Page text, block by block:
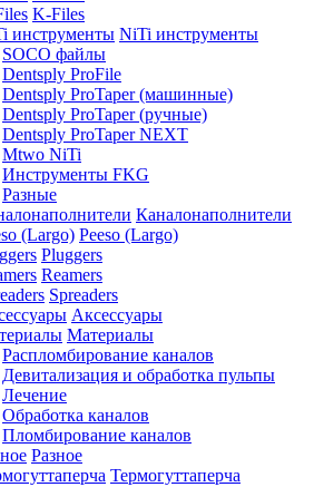
K-Files
NiTi инструменты
SOCO файлы
Dentsply ProFile
Dentsply ProTaper (машинные)
Dentsply ProTaper (ручные)
Dentsply ProTaper NEXT
Mtwo NiTi
Инструменты FKG
Разные
Каналонаполнители
Peeso (Largo)
Pluggers
Reamers
Spreaders
Аксессуары
Материалы
Распломбирование каналов
Девитализация и обработка пульпы
Лечение
Обработка каналов
Пломбирование каналов
Разное
Термогуттаперча